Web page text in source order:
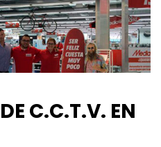
C.C.T.V. EN